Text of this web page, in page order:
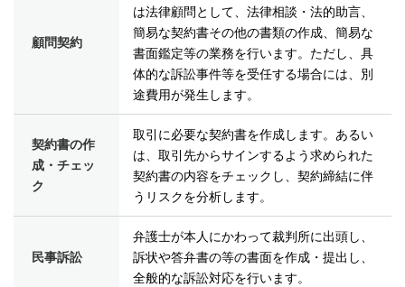
顧問契約
は法律顧問として、法律相談・法的助言、
簡易な契約書その他の書類の作成、簡易な
書面鑑定等の業務を行います。ただし、具
体的な訴訟事件等を受任する場合には、別
途費用が発生します。
契約書の作
成・チェッ
ク
取引に必要な契約書を作成します。あるい
は、取引先からサインするよう求められた
契約書の内容をチェックし、契約締結に伴
うリスクを分析します。
民事訴訟
弁護士が本人にかわって裁判所に出頭し、
訴状や答弁書の等の書面を作成・提出し、
全般的な訴訟対応を行います。